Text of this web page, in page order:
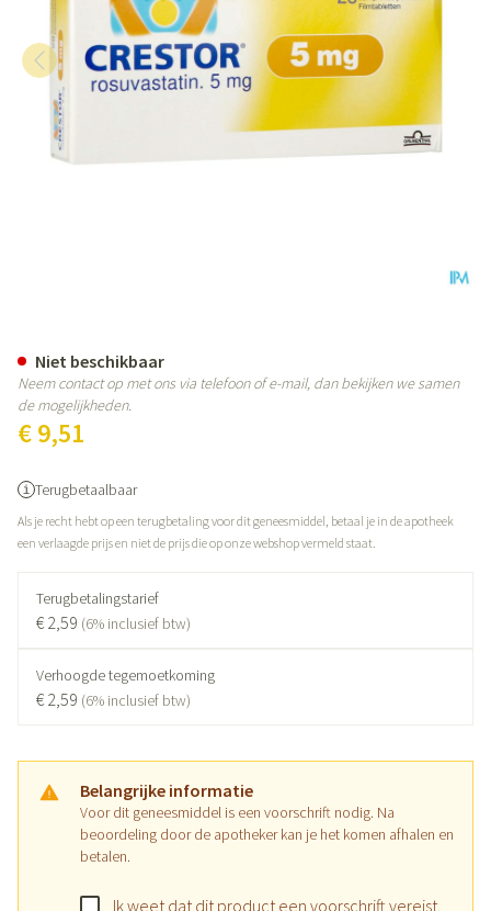
€ 9,51
Terugbetaalbaar
Als je recht hebt op een terugbetaling voor dit geneesmiddel, betaal je in de apotheek
een verlaagde prijs en niet de prijs die op onze webshop vermeld staat.
Terugbetalingstarief
€ 2,59 (6% inclusief btw)
Verhoogde tegemoetkoming
€ 2,59 (6% inclusief btw)
Belangrijke informatie
Voor dit geneesmiddel is een voorschrift nodig. Na
beoordeling door de apotheker kan je het komen afhalen en
betalen.
Ik weet dat dit product een voorschrift vereist.
Niet beschikbaar
Neem contact op met ons via telefoon of e-mail, dan bekijken we samen
de mogelijkheden.